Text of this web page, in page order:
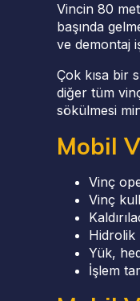
Vincin 80
başında
ve demontaj
Çok kısa bir
diğer tüm
sökülmesi
Mobil
Vinç
Vinç
Hidrolik
Yük,
İşlem